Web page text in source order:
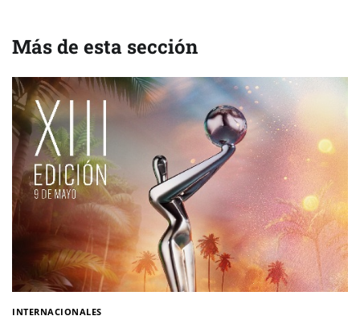
Más de esta sección
INTERNACIONALES